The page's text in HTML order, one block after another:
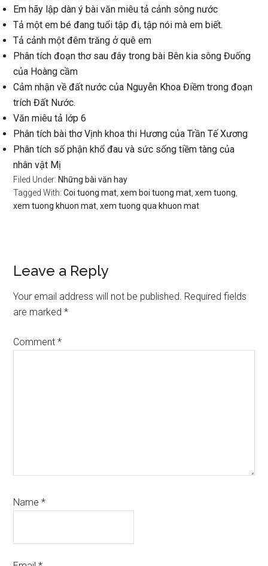
Em hãy lập dàn ý bài văn miêu tả cảnh sông nước
Tả một em bé đang tuổi tập đi, tập nói mà em biết.
Tả cảnh một đêm trăng ở quê em
Phân tích đoạn thơ sau đây trong bài Bên kia sông Đuống
của Hoàng cầm
Cảm nhận về đất nước của Nguyễn Khoa Điềm trong đoạn
trích Đất Nước.
Văn miêu tả lớp 6
Phân tích bài thơ Vịnh khoa thi Hương của Trần Tế Xương
Phân tích số phận khổ đau và sức sống tiềm tàng của
nhân vật Mị
Filed Under: Những bài văn hay
Tagged With:Coi tuong mat ,xem boi tuong mat ,xem tuong
xem tuong khuon mat ,xem tuong qua khuon mat
Reader
Interactions
Leave a Reply
Your email address will not be published. Required fields
are marked*
Comment*
Name*